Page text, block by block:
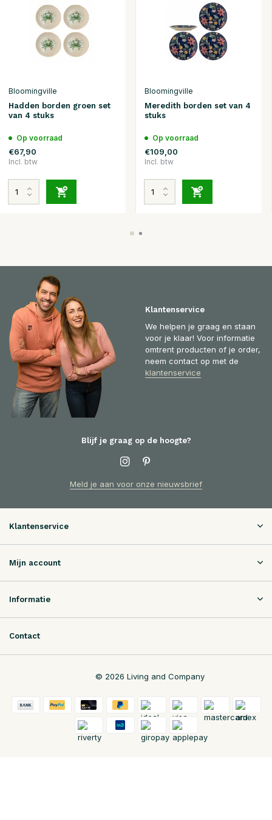
Bloomingville
Hadden borden groen set
van 4 stuks
Op voorraad
€67,90
Incl. btw
Bloomingville
Meredith borden set van 4
stuks
Op voorraad
€109,00
Incl. btw
Klantenservice
We helpen je graag en staan
voor je klaar! Voor informatie
omtrent producten of je order,
neem contact op met de
klantenservice
Blijf je graag op de hoogte?
Meld je aan voor onze nieuwsbrief
Klantenservice
Mijn account
Informatie
Contact
© 2026 Living and Company